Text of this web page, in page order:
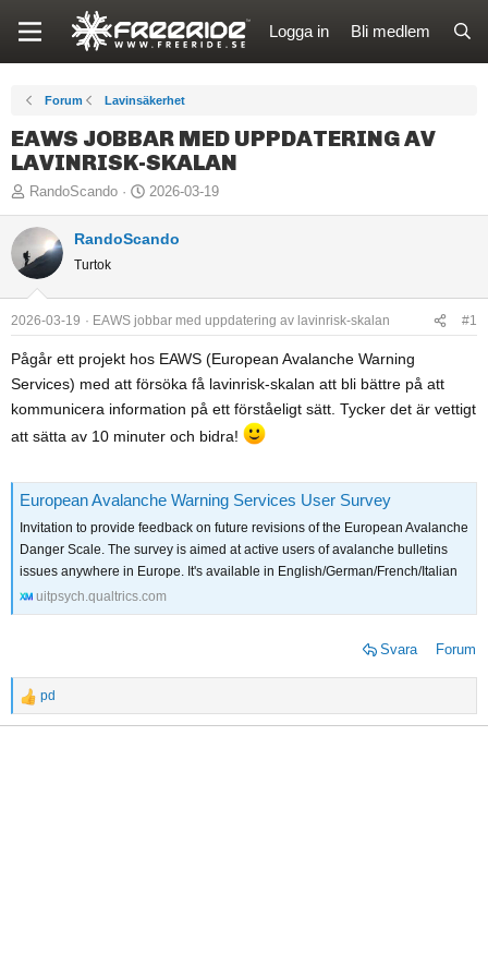
Logga in Bli medlem
Forum Lavinsäkerhet
EAWS JOBBAR MED UPPDATERING AV
LAVINRISK-SKALAN
T
r
d
a
r
t
a
RandoScando
S
t
a
a
t
u
m
2026-03-19
RandoScando
Turtok
2026-03-19 EAWS jobbar med uppdatering av lavinrisk-skalan #1
Pågår ett projekt hos EAWS (European Avalanche Warning
Services) med att försöka få lavinrisk-skalan att bli bättre på att
kommunicera information på ett förståeligt sätt. Tycker det är vettigt
att sätta av 10 minuter och bidra!
European Avalanche Warning Services User Survey
Invitation to provide feedback on future revisions of the European Avalanche
Danger Scale. The survey is aimed at active users of avalanche bulletins
issues anywhere in Europe. It's available in English/German/French/Italian
uitpsych.qualtrics.com
Svara Forum
R
e
pd